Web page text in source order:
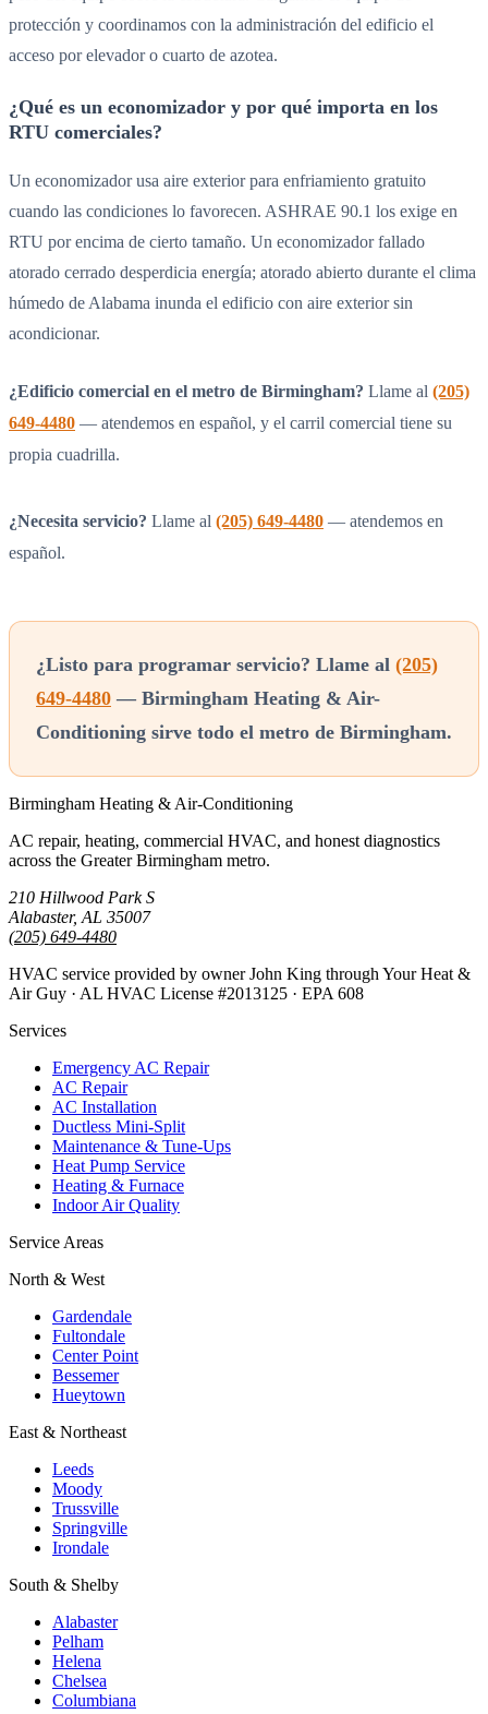
protección y coordinamos con la administración del edificio el
acceso por elevador o cuarto de azotea.
¿Qué es un economizador y por qué importa en los
RTU comerciales?
Un economizador usa aire exterior para enfriamiento gratuito
cuando las condiciones lo favorecen. ASHRAE 90.1 los exige en
RTU por encima de cierto tamaño. Un economizador fallado
atorado cerrado desperdicia energía; atorado abierto durante el clima
húmedo de Alabama inunda el edificio con aire exterior sin
acondicionar.
¿Edificio comercial en el metro de Birmingham? Llame al (205)
649-4480 — atendemos en español, y el carril comercial tiene su
propia cuadrilla.
¿Necesita servicio? Llame al (205) 649-4480 — atendemos en
español.
¿Listo para programar servicio? Llame al (205)
649-4480 — Birmingham Heating & Air-
Conditioning sirve todo el metro de Birmingham.
Birmingham Heating & Air-Conditioning
AC repair, heating, commercial HVAC, and honest diagnostics
across the Greater Birmingham metro.
210 Hillwood Park S
Alabaster, AL 35007
(205) 649-4480
HVAC service provided by owner John King through Your Heat &
Air Guy · AL HVAC License #2013125 · EPA 608
Services
Emergency AC Repair
AC Repair
AC Installation
Ductless Mini-Split
Maintenance & Tune-Ups
Heat Pump Service
Heating & Furnace
Indoor Air Quality
Service Areas
North & West
Gardendale
Fultondale
Center Point
Bessemer
Hueytown
East & Northeast
Leeds
Moody
Trussville
Springville
Irondale
South & Shelby
Alabaster
Pelham
Helena
Chelsea
Columbiana